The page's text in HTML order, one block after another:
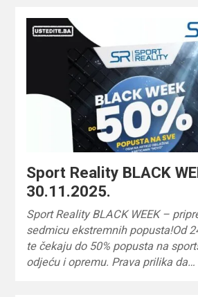
Sport Reality BLACK
30.11.2025.
Sport Reality BLACK WEEK –
sedmicu ekstremnih popusta!Od
te čekaju do 50% popusta na
odjeću i opremu. Prava prilika da…